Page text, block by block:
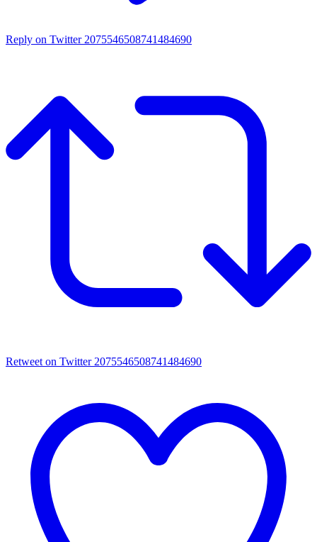
Reply on Twitter 2075546508741484690
Retweet on Twitter 2075546508741484690